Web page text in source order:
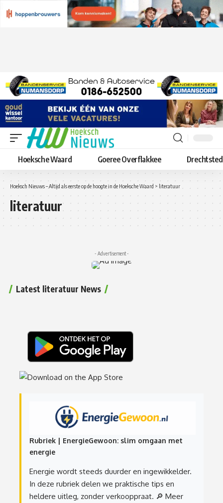
Hoeksche Waard Goeree Overflakkee
Hoeksch Nieuws – Altijd als eerste op de hoogte in de Hoeksche Waard > literatuur
literatuur
- Advertisement -
Latest literatuur News
Rubriek | EnergieGewoon: slim omgaan met
energie
Energie wordt steeds duurder en ingewikkelder.
In deze rubriek delen we praktische tips en
heldere uitleg, zonder verkooppraat. 🔎 Meer